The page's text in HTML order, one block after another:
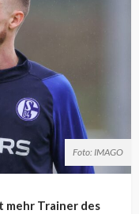
Foto: IMAGO
mehr Trainer des